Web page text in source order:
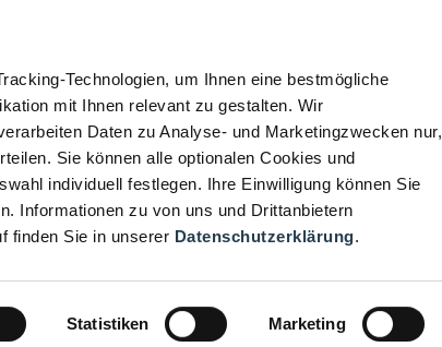
Technologien, um Ihnen eine bestmögliche
mit Ihnen relevant zu gestalten. Wir
Daten zu Analyse- und Marketingzwecken nur,
Sie können alle optionalen Cookies und
individuell festlegen. Ihre Einwilligung können Sie
Informationen zu von uns und Drittanbietern
finden Sie in unserer Datenschutzerklärung.
Statistiken Marketing